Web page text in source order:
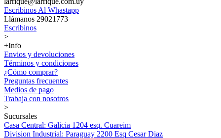
Escribinos Al Whastapp
Llámanos 29021773
Escribinos
>
+Info
Envios y devoluciones
Términos y condiciones
¿Cómo comprar?
Preguntas frecuentes
Medios de pago
Trabaja con nosotros
>
Sucursales
Casa Central: Galicia 1204 esq. Cuareim
Division Industrial: Paraguay 2200 Esq Cesar Diaz